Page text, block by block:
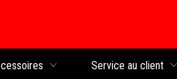
Service au client